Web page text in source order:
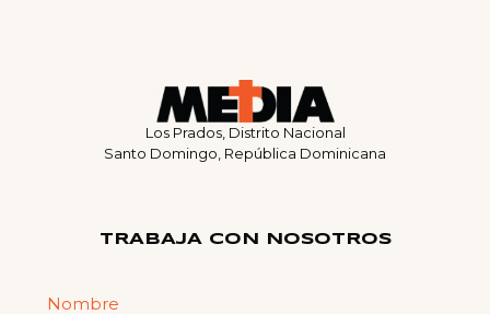
Los Prados, Distrito Nacional
Santo Domingo, República Dominicana
TRABAJA CON NOSOTROS